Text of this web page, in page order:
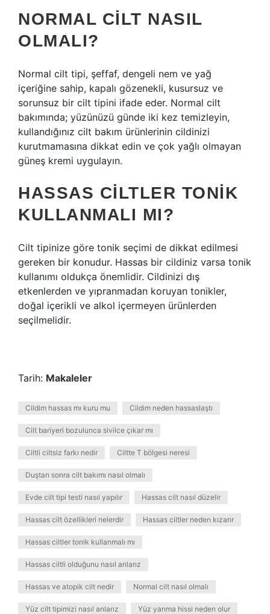
NORMAL CILT NASIL
OLMALI?
Normal cilt tipi, şeffaf, dengeli nem ve yağ
içeriğine sahip, kapalı gözenekli, kusursuz ve
sorunsuz bir cilt tipini ifade eder. Normal cilt
bakımında; yüzünüzü günde iki kez temizleyin,
kullandığınız cilt bakım ürünlerinin cildinizi
kurutmamasına dikkat edin ve çok yağlı olmayan
güneş kremi uygulayın.
HASSAS CILTLER TONIK
KULLANMALI MI?
Cilt tipinize göre tonik seçimi de dikkat edilmesi
gereken bir konudur. Hassas bir cildiniz varsa tonik
kullanımı oldukça önemlidir. Cildinizi dış
etkenlerden ve yıpranmadan koruyan tonikler,
doğal içerikli ve alkol içermeyen ürünlerden
seçilmelidir.
Tarih: Makaleler
Cildim hassas mı kuru mu Cildim neden hassaslaştı
Cilt bariyeri bozulunca sivilce çıkar mı
Ciltli ciltsiz farkı nedir Ciltte T bölgesi neresi
Duştan sonra cilt bakımı nasıl olmalı
Evde cilt tipi testi nasıl yapılır Hassas cilt nasıl düzelir
Hassas cilt özellikleri nelerdir Hassas ciltler neden kızarır
Hassas ciltler tonik kullanmalı mı
Hassas ciltli olduğunu nasıl anlarız
Hassas ve atopik cilt nedir Normal cilt nasıl olmalı
Yüz cilt tipimizi nasıl anlarız Yüz yanma hissi neden olur